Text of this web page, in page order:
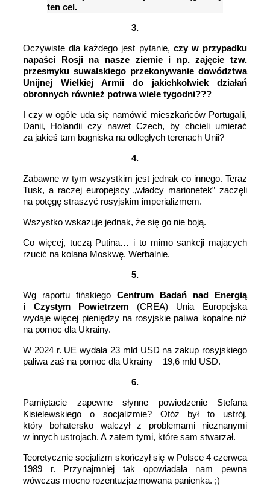
ten cel.
3.
Oczywiste dla każdego jest pytanie, czy w przypadku
napaści Rosji na nasze ziemie i np. zajęcie tzw.
przesmyku suwalskiego przekonywanie dowództwa
Unijnej Wielkiej Armii do jakichkolwiek działań
obronnych również potrwa wiele tygodni???
I czy w ogóle uda się namówić mieszkańców Portugalii,
Danii, Holandii czy nawet Czech, by chcieli umierać
za jakieś tam bagniska na odległych terenach Unii?
4.
Zabawne w tym wszystkim jest jednak co innego. Teraz
Tusk, a raczej europejscy „władcy marionetek” zaczęli
na potęgę straszyć rosyjskim imperializmem.
Wszystko wskazuje jednak, że się go nie boją.
Co więcej, tuczą Putina… i to mimo sankcji mających
rzucić na kolana Moskwę. Werbalnie.
5.
Wg raportu fińskiego Centrum Badań nad Energią
i Czystym Powietrzem (CREA) Unia Europejska
wydaje więcej pieniędzy na rosyjskie paliwa kopalne niż
na pomoc dla Ukrainy.
W 2024 r. UE wydała 23 mld USD na zakup rosyjskiego
paliwa zaś na pomoc dla Ukrainy – 19,6 mld USD.
6.
Pamiętacie zapewne słynne powiedzenie Stefana
Kisielewskiego o socjalizmie? Otóż był to ustrój,
który bohatersko walczył z problemami nieznanymi
w innych ustrojach. A zatem tymi, które sam stwarzał.
Teoretycznie socjalizm skończył się w Polsce 4 czerwca
1989 r. Przynajmniej tak opowiadała nam pewna
wówczas mocno rozentuzjazmowana panienka. ;)